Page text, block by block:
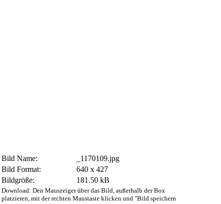
Bild Name:
_1170109.jpg
Bild Format:
640 x 427
Bildgröße:
181.50 kB
Download: Den Mauszeiger über das Bild, außerhalb der Box
platzieren, mit der rechten Maustaste klicken und "Bild speichern